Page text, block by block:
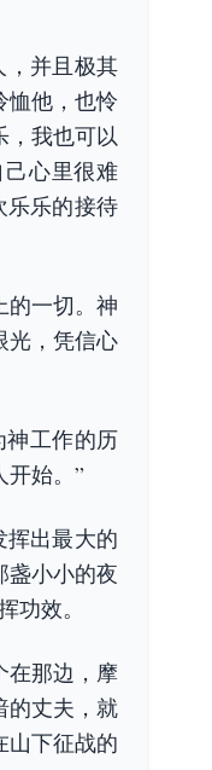
，并且极其
恤他，也怜
，我也可以
心里很难
乐乐的接待
的一切。神
光，凭信心
神工作的历
开始。”
挥出最大的
盏小小的夜
效。
在那边，摩
的丈夫，就
山下征战的